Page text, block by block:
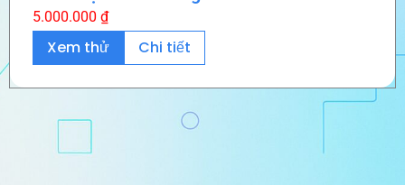
5.000.000 ₫
Xem thử Chi tiết